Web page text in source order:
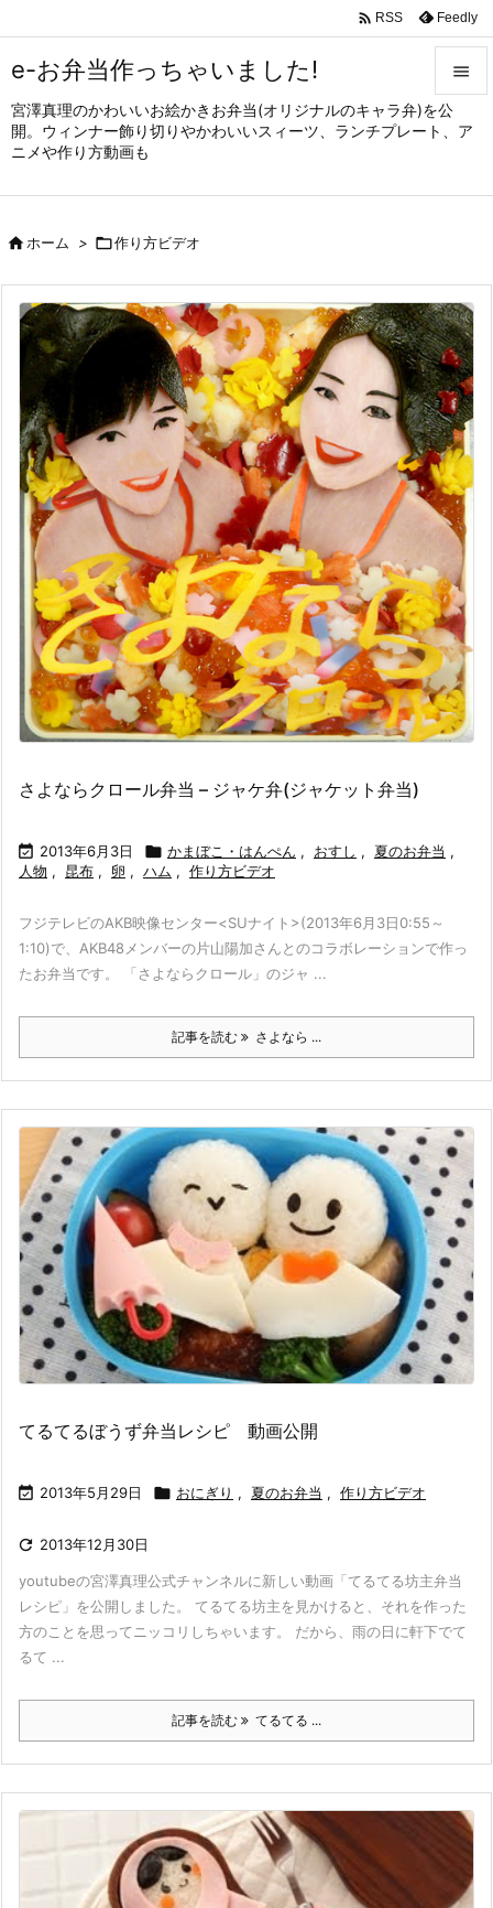
e-お弁当作っちゃいました!
宮澤真理のかわいいお絵かきお弁当(オリジナルのキャラ弁)を公
開。ウィンナー飾り切りやかわいいスィーツ、ランチプレート、ア
ニメや作り方動画も


メニュ
サイド

次へ

検索
 RSS Feedly
ホーム > 作り方ビデオ
さよならクロール弁当 – ジャケ弁(ジャケット弁当)
 2013年6月3日  かまぼこ・はんぺん , おすし , 夏のお弁当 ,
人物 , 昆布 , 卵 , ハム , 作り方ビデオ
フジテレビのAKB映像センター<SUナイト>(2013年6月3日0:55～
1:10)で、AKB48メンバーの片山陽加さんとのコラボレーションで作っ
たお弁当です。 「さよならクロール」のジャ ...
記事を読む さよなら ...
てるてるぼうず弁当レシピ 動画公開
 2013年5月29日  おにぎり , 夏のお弁当 , 作り方ビデオ
 2013年12月30日
youtubeの宮澤真理公式チャンネルに新しい動画「てるてる坊主弁当
レシピ」を公開しました。 てるてる坊主を見かけると、それを作った
方のことを思ってニッコリしちゃいます。 だから、雨の日に軒下でて
るて ...
記事を読む てるてる ...